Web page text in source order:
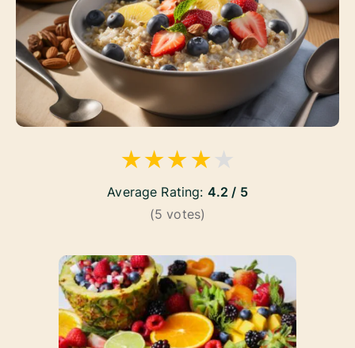
★★★★★
Average Rating: 4.2 / 5
(5 votes)